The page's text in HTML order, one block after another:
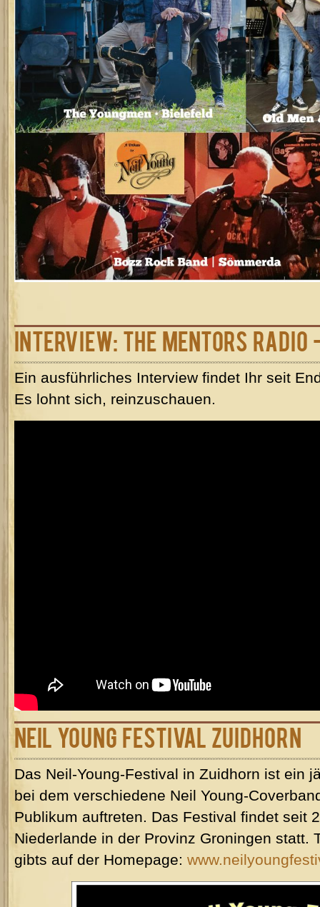
Interview: The Mentors Radio
Ein ausführliches Interview findet Ihr seit
Es lohnt sich, reinzuschauen.
Neil Young Festival Zuidhorn
Das Neil-Young-Festival in Zuidhorn ist ein
bei dem verschiedene Neil Young-
Publikum auftreten. Das Festival findet seit
Niederlande in der Provinz Groningen statt.
gibts auf der Homepage: